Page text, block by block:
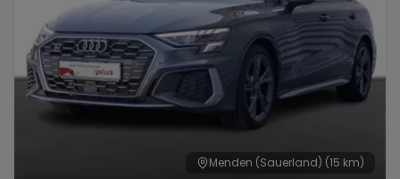
Menden (Sauerland) (15 km)